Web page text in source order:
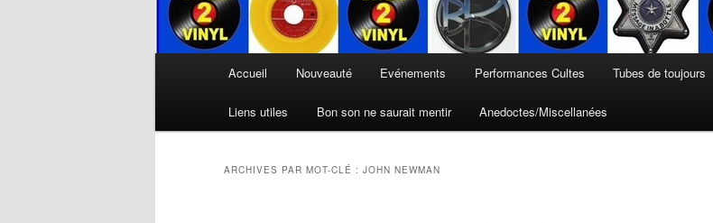
Accueil Nouveauté Evénements Performances Cultes Tubes de toujours
Liens utiles Bon son ne saurait mentir Anedoctes/Miscellanées
ARCHIVES PAR MOT-CLÉ : JOHN NEWMAN